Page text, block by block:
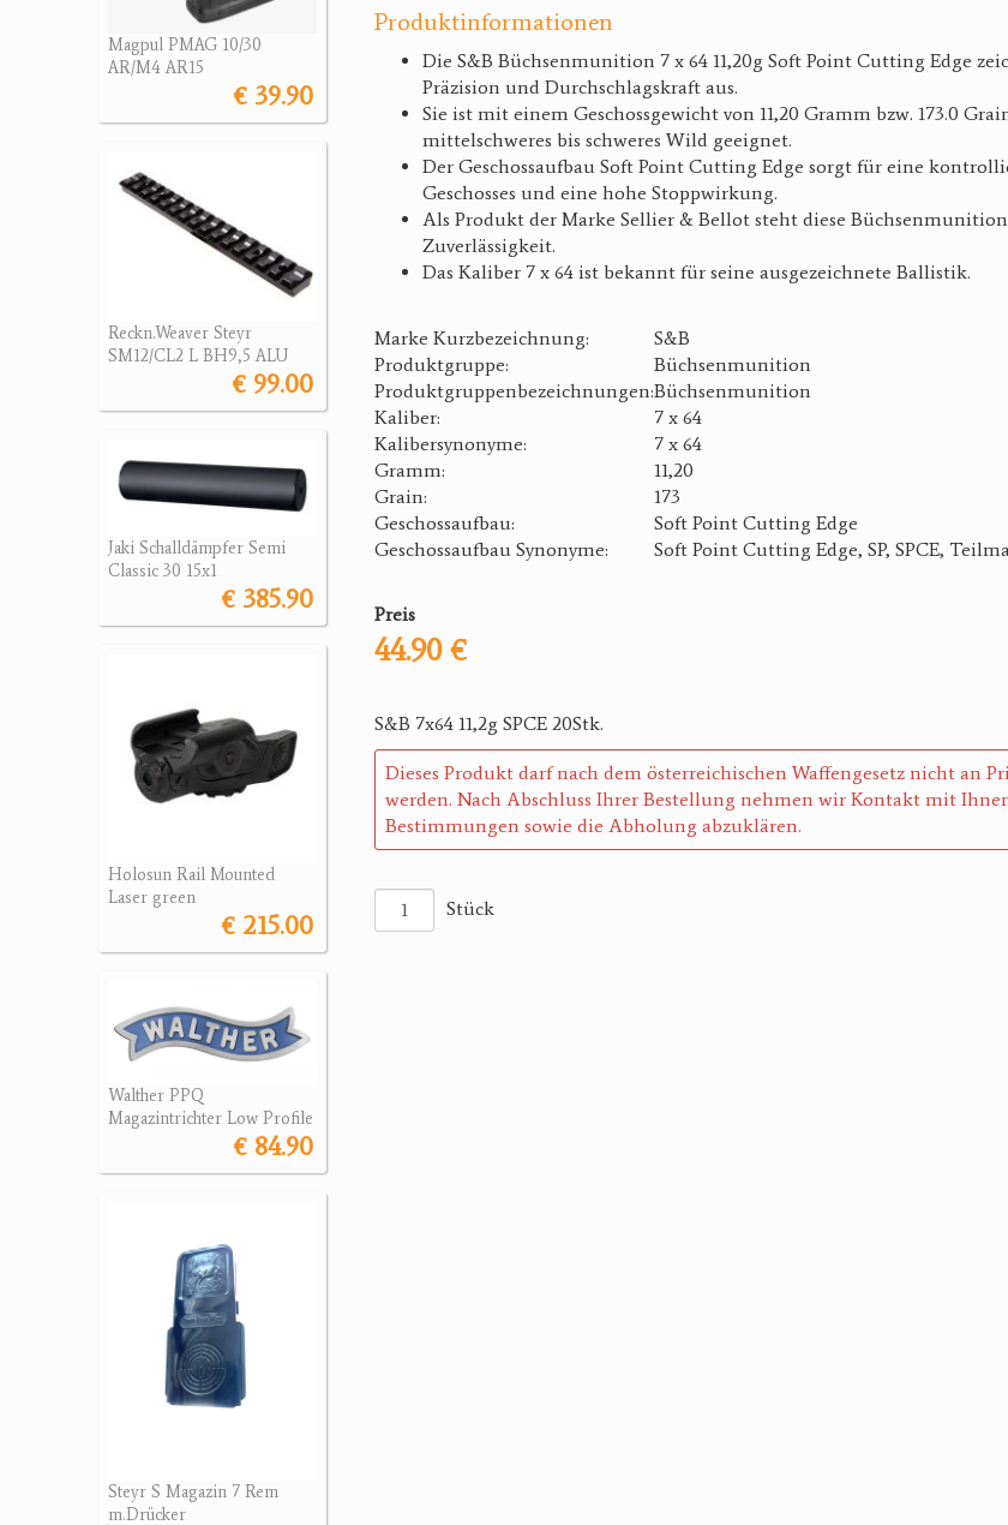
Magpul PMAG 10/30
AR/M4 AR15
€ 39.90
Reckn.Weaver Steyr
SM12/CL2 L BH9,5 ALU
€ 99.00
Jaki Schalldämpfer Semi
Classic 30 15x1
€ 385.90
Holosun Rail Mounted
Laser green
€ 215.00
Walther PPQ
Magazintrichter Low Profile
€ 84.90
Steyr S Magazin 7 Rem
m.Drücker
Produktinformationen
Die S&B Büchsenmunition 7 x 64 11,20g Soft Point Cutting Edge
Präzision und Durchschlagskraft aus.
Sie ist mit einem Geschossgewicht von 11,20 Gramm bzw. 173.0
mittelschweres bis schweres Wild geeignet.
Der Geschossaufbau Soft Point Cutting Edge sorgt für eine
Geschosses und eine hohe Stoppwirkung.
Als Produkt der Marke Sellier & Bellot steht diese
Zuverlässigkeit.
Das Kaliber 7 x 64 ist bekannt für seine ausgezeichnete Ballistik.
Marke Kurzbezeichnung:
S&B
Produktgruppe:
Büchsenmunition
Produktgruppenbezeichnungen:Büchsenmunition
Kaliber:
7 x 64
Kalibersynonyme:
7 x 64
Gramm:
11,20
Grain:
173
Geschossaufbau:
Soft Point Cutting Edge
Geschossaufbau Synonyme:
Soft Point Cutting Edge, SP, SPCE,
Preis
44.90 €
S&B 7x64 11,2g SPCE 20Stk.
Dieses Produkt darf nach dem österreichischen Waffengesetz nicht an
werden. Nach Abschluss Ihrer Bestellung nehmen wir Kontakt mit
Bestimmungen sowie die Abholung abzuklären.
Stück